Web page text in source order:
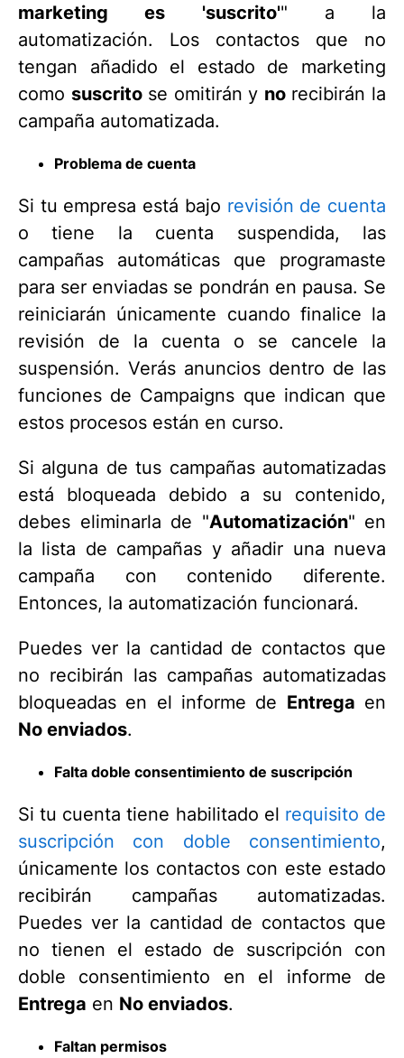
marketing es 'suscrito'" a la
automatización. Los contactos que no
tengan añadido el estado de marketing
como suscrito se omitirán y norecibirán la
campaña automatizada.
Problema de cuenta
Si tu empresa está bajo revisión de cuenta
o tiene la cuenta suspendida, las
campañas automáticas que programaste
para ser enviadas se pondrán en pausa. Se
reiniciarán únicamente cuando finalice la
revisión de la cuenta o se cancele la
suspensión. Verás anuncios dentro de las
funciones de Campaigns que indican que
estos procesos están en curso.
Si alguna de tus campañas automatizadas
está bloqueada debido a su contenido,
debes eliminarla de "Automatización" en
la lista de campañas y añadir una nueva
campaña con contenido diferente.
Entonces, la automatización funcionará.
Puedes ver la cantidad de contactos que
no recibirán las campañas automatizadas
bloqueadas en el informe de Entrega en
No enviados.
Falta doble consentimiento de suscripción
Si tu cuenta tiene habilitado el requisito de
suscripción con doble consentimiento,
únicamente los contactos con este estado
recibirán campañas automatizadas.
Puedes ver la cantidad de contactos que
no tienen el estado de suscripción con
doble consentimiento en el informe de
Entrega en No enviados.
Faltan permisos